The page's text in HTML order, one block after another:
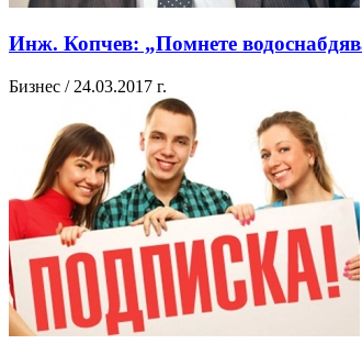
Инж. Копчев: „Помнете
Бизнес / 24.03.2017 г.